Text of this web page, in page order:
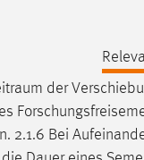
der
2.1.6 Bei